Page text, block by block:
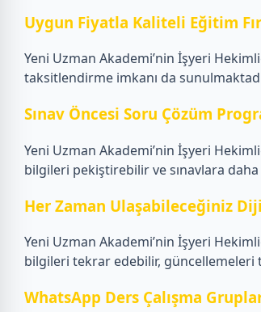
Uygun Fiyatla Kaliteli Eğitim
Yeni Uzman Akademi’nin İşyeri
taksitlendirme imkanı da
Sınav Öncesi Soru Çözüm
Yeni Uzman Akademi’nin İşyeri
bilgileri pekiştirebilir ve sınavlara
Her Zaman Ulaşabileceğiniz
Yeni Uzman Akademi’nin İşyeri
bilgileri tekrar edebilir,
WhatsApp Ders Çalışma